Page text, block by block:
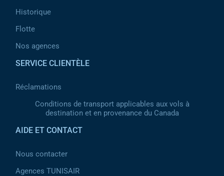
Historique
Flotte
Nos agences
SERVICE CLIENTÈLE
Réclamations
Conditions de transport applicables aux vols à
destination et en provenance du Canada
AIDE ET CONTACT
Nous contacter
Agences TUNISAIR